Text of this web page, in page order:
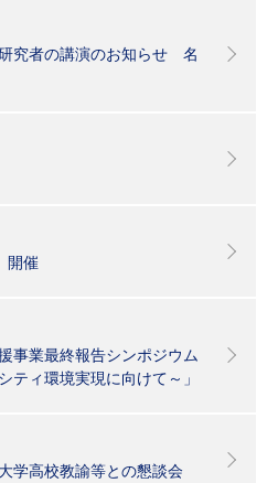
究者の講演のお知らせ 名
開催
事業最終報告シンポジウム
ティ環境実現に向けて～」
学高校教諭等との懇談会